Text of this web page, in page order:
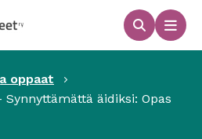
Haku
oppaat
äidiksi: Opas